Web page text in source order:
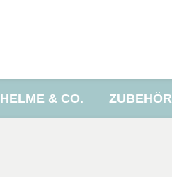
HELME & CO. ZUBEHÖR